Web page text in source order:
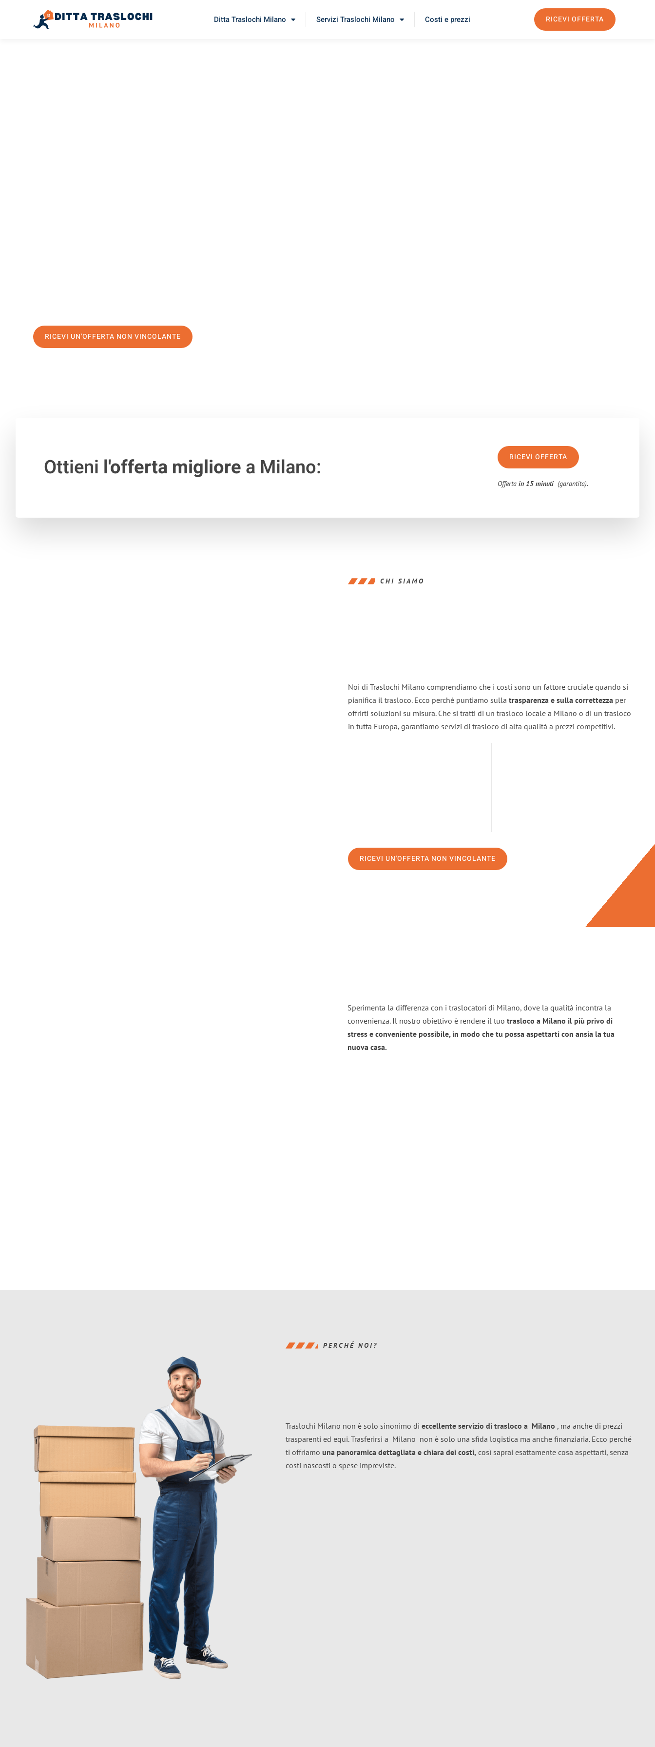
Ditta Traslochi Milano Servizi Traslochi Milano Costi e prezzi RICEVI OFFERTA
RICEVI UN'OFFERTA NON VINCOLANTE
Ottieni l'offerta migliorea Milano: RICEVI OFFERTA
Offertain 15 minuti (garantita).
CHI SIAMO
Noi di Traslochi Milano comprendiamo che i costi sono un fattore cruciale quando si
pianifica il trasloco. Ecco perché puntiamo sulla trasparenza e sulla correttezza per
offrirti soluzioni su misura. Che si tratti di un trasloco locale a Milano o di un trasloco
in tutta Europa, garantiamo servizi di trasloco di alta qualità a prezzi competitivi.
RICEVI UN'OFFERTA NON VINCOLANTE
Sperimenta la differenza con i traslocatori di Milano, dove la qualità incontra la
convenienza. Il nostro obiettivo è rendere il tuo trasloco a Milano il più privo di
stress e conveniente possibile, in modo che tu possa aspettarti con ansia la tua
nuova casa.
PERCHÉ NOI?
Traslochi Milano non è solo sinonimo di eccellente servizio di trasloco a Milano , ma anche di prezzi
trasparenti ed equi. Trasferirsi a Milano non è solo una sfida logistica ma anche finanziaria. Ecco perché
ti offriamo una panoramica dettagliata e chiara dei costi, così saprai esattamente cosa aspettarti, senza
costi nascosti o spese impreviste.